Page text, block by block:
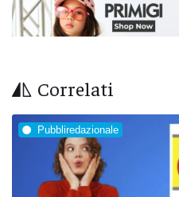
Correlati
Pubbliredazionale